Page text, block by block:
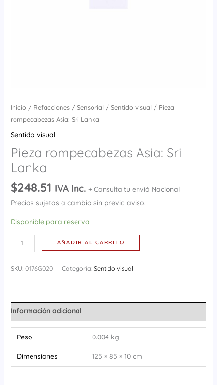
Inicio/ Refacciones/ Sensorial / Sentido visual / Pieza
rompecabezas Asia: Sri Lanka
Sentido visual
Pieza rompecabezas Asia: Sri
Lanka
$248.51 IVA Inc. + Consulta tu envió Nacional
Precios sujetos a cambio sin previo aviso.
Disponible para reserva
AÑADIR AL CARRITO
SKU: 0176G020 Categoría: Sentido visual
Información adicional
Peso 0.004 kg
Dimensiones 125 × 85 × 10 cm